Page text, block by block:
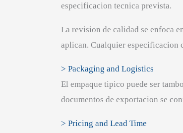
especificacion tecnica prevista.
La revision de calidad se enfoca
aplican. Cualquier especificacion
> Packaging and Logistics
El empaque tipico puede ser
documentos de exportacion se
> Pricing and Lead Time